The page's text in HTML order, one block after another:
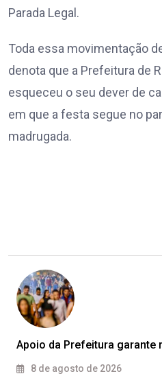
Parada Legal.
Toda essa movimentação
denota que a Prefeitura de
esqueceu o seu dever de
em que a festa segue no
madrugada.
Apoio da Prefeitura garante
8 de agosto de 2026